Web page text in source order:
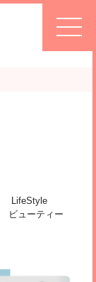
LifeStyle
ビューティー